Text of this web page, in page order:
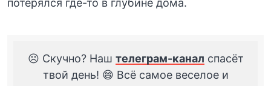
потерялся где-то в глубине дома.
☹️ Скучно? Наш телеграм-канал спасёт
твой день! 😄 Всё самое веселое и